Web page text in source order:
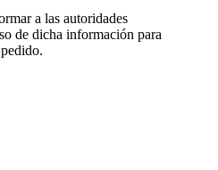
a las autoridades
de dicha información para